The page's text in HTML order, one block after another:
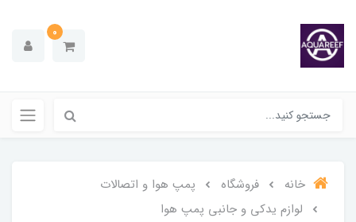
0
خانه فروشگاه
پمپ هوا و اتصالات
لوازم یدکی و جانبی پمپ هوا